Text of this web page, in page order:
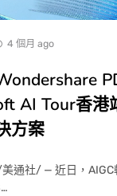
4 個月 ago
AI Tour香港
方案
通社/ — 近日，AIGC